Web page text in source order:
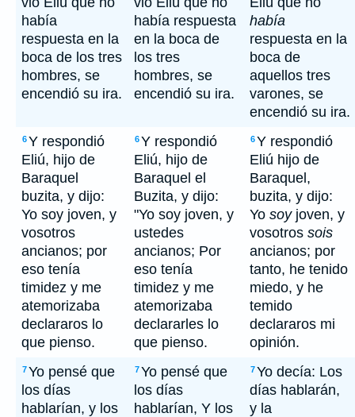
había
respuesta en la
boca de los tres
hombres, se
encendió su ira.
había respuesta
en la boca de
los tres
hombres, se
encendió su ira.
había
respuesta en la
boca de
aquellos tres
varones, se
encendió su ira.
6Y respondió
Eliú, hijo de
Baraquel
buzita, y dijo:
Yo soy joven, y
vosotros
ancianos; por
eso tenía
timidez y me
atemorizaba
declararos lo
que pienso.
6Y respondió
Eliú, hijo de
Baraquel el
Buzita, y dijo:
"Yo soy joven, y
ustedes
ancianos; Por
eso tenía
timidez y me
atemorizaba
declararles lo
que pienso.
6Y respondió
Eliú hijo de
Baraquel,
buzita, y dijo:
Yo soyjoven, y
vosotros sois
ancianos; por
tanto, he tenido
miedo, y he
temido
declararos mi
opinión.
7Yo pensé que
los días
hablarían, y los
7Yo pensé que
los días
hablarían, Y los
7Yo decía: Los
días hablarán,
y la